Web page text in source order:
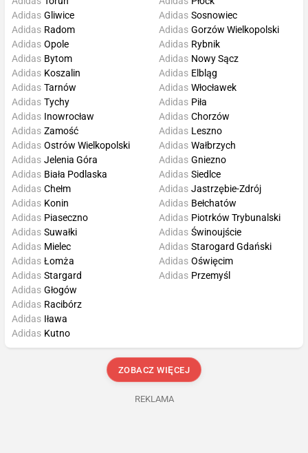
Adidas Gliwice
Adidas Radom
Adidas Opole
Adidas Sosnowiec
Adidas Gorzów Wielkopolski
Adidas Rybnik
Adidas Bytom
Adidas Koszalin
Adidas Tarnów
Adidas Tychy
Adidas Nowy Sącz
Adidas Elbląg
Adidas Włocławek
Adidas Piła
Adidas Inowrocław
Adidas Zamość
Adidas Ostrów Wielkopolski
Adidas Jelenia Góra
Adidas Chorzów
Adidas Leszno
Adidas Wałbrzych
Adidas Gniezno
Adidas Biała Podlaska
Adidas Chełm
Adidas Konin
Adidas Piaseczno
Adidas Siedlce
Adidas Jastrzębie-Zdrój
Adidas Bełchatów
Adidas Piotrków Trybunalski
Adidas Suwałki
Adidas Mielec
Adidas Łomża
Adidas Stargard
Adidas Świnoujście
Adidas Starogard Gdański
Adidas Oświęcim
Adidas Przemyśl
Adidas Głogów
Adidas Racibórz
Adidas Iława
Adidas Kutno
ZOBACZ WIĘCEJ
REKLAMA